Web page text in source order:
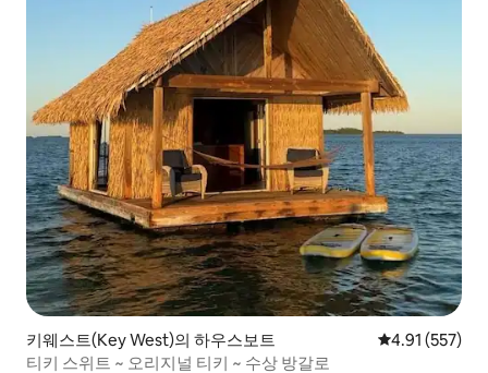
키웨스트(Key West)의 하우스보트 평점 4.91점(5
4.91 (557)
티키 스위트 ~ 오리지널 티키 ~ 수상 방갈로